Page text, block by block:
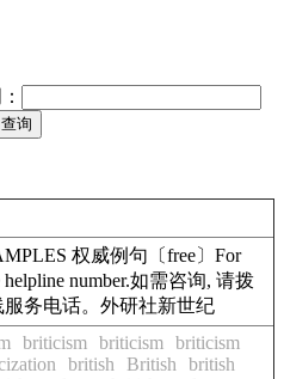
权威例句〔free〕For
helpline number.如需咨询, 请拨
务电话。外研社新世纪
briticism briticism
briticism
british British
british